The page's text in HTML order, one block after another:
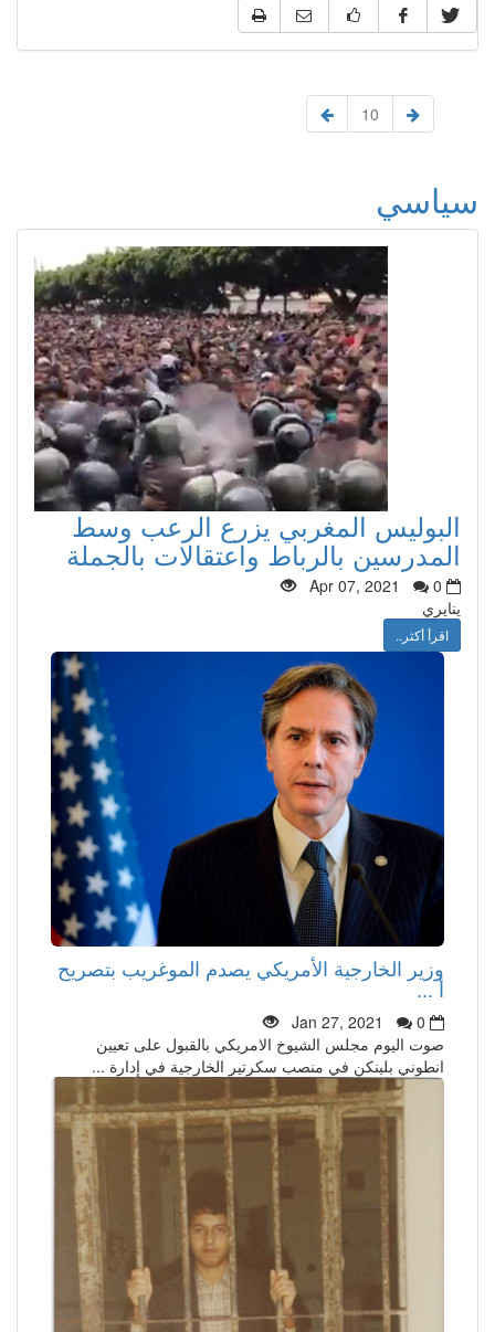
سياسي
البوليس المغربي يزرع الرعب وسط
المدرسين بالرباط واعتقالات بالجملة
Apr 07, 2021
0
ينايري
اقرأ أكثر..
وزير الخارجية الأمريكي يصدم الموغريب بتصريح
أ ...
Jan 27, 2021
0
صوت اليوم مجلس الشيوخ الامريكي بالقبول على تعيين
انطوني بلينكن في منصب سكرتير الخارجية في إدارة ...